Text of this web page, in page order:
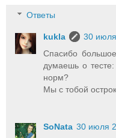
Ответы
kukla
30
Спасибо
думаешь о
норм?
Мы с тобой
SоNata 30 июля